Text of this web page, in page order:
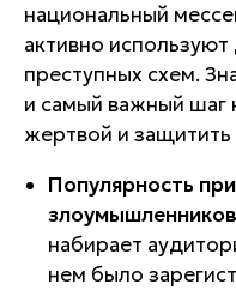
национальный
активно
преступных схем.
и самый важный шаг
жертвой и
Популярность
набирает
нем было